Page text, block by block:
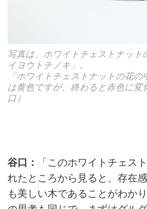
写真は、ホワイトチェストナット
イヨウトチノキ」。
「ホワイトチェストナットの花
は黄色ですが、終わると赤色に変
口）
谷口：
「このホワイトチェス
れたところから見ると、存在
も美しい木であることがわか